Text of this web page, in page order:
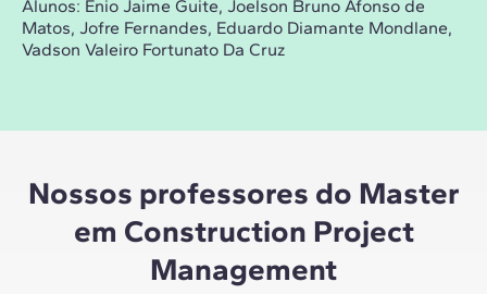
Alunos: Énio Jaime Guite, Joelson Bruno Afonso de
Matos, Jofre Fernandes, Eduardo Diamante Mondlane,
Vadson Valeiro Fortunato Da Cruz
Nossos professores do Master
em Construction Project
Management